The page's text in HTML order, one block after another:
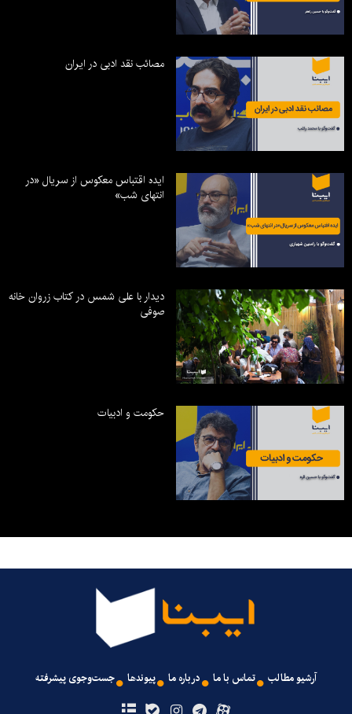
مصائب نقد ادبی در ایران
ایده اقتباس معکوس از سریال «در
انتهای شب»
دیدار با علی شمس در کتاب زروان خانه
صوفی
حکومت و ادبیات
آرشیو مطالب تماس با ما درباره ما پیوندها جست‌وجوی پیشرفته